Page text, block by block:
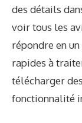
des détails
voir tous les
répondre en
rapides à
télécharger
fonctionnalité